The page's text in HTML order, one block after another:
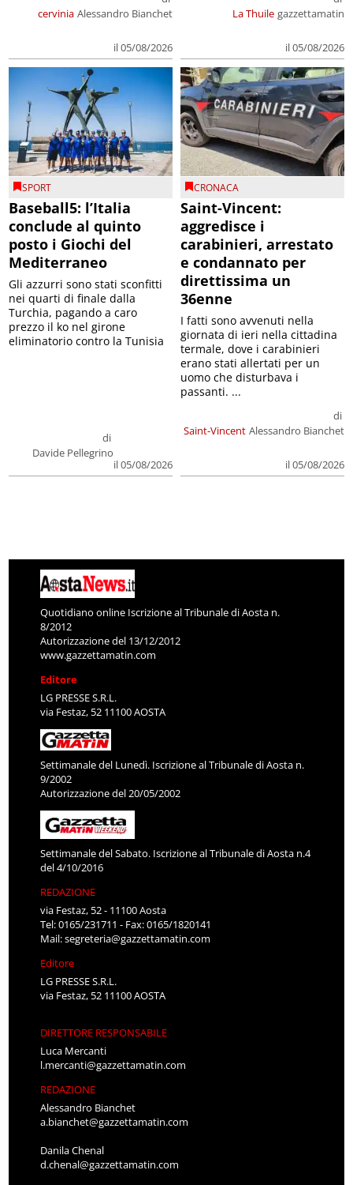
cervinia Alessandro Bianchet
il 05/08/2026
La Thuile gazzettamatin
il 05/08/2026
SPORT
Baseball5: l’Italia
conclude al quinto
posto i Giochi del
Mediterraneo
di
Davide Pellegrino
il 05/08/2026
Gli azzurri sono stati sconfitti
nei quarti di finale dalla
Turchia, pagando a caro
prezzo il ko nel girone
eliminatorio contro la Tunisia
CRONACA
Saint-Vincent:
aggredisce i
carabinieri, arrestato
e condannato per
direttissima un
36enne
Saint-Vincent
di
Alessandro Bianchet
il 05/08/2026
I fatti sono avvenuti nella
giornata di ieri nella cittadina
termale, dove i carabinieri
erano stati allertati per un
uomo che disturbava i
passanti. ...
Quotidiano online Iscrizione al Tribunale di Aosta n.
8/2012
Autorizzazione del 13/12/2012
www.gazzettamatin.com
Editore
LG PRESSE S.R.L.
via Festaz, 52 11100 AOSTA
Settimanale del Lunedì. Iscrizione al Tribunale di Aosta n.
9/2002
Autorizzazione del 20/05/2002
Settimanale del Sabato. Iscrizione al Tribunale di Aosta n.4
del 4/10/2016
REDAZIONE
via Festaz, 52 - 11100 Aosta
Tel: 0165/231711 - Fax: 0165/1820141
Mail:segreteria@gazzettamatin.com
Editore
LG PRESSE S.R.L.
via Festaz, 52 11100 AOSTA
DIRETTORE RESPONSABILE
Luca Mercanti
l.mercanti@gazzettamatin.com
REDAZIONE
Alessandro Bianchet
a.bianchet@gazzettamatin.com
Danila Chenal
d.chenal@gazzettamatin.com